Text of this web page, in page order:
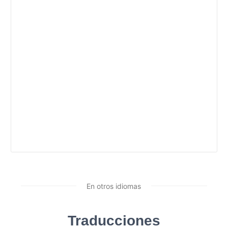
En otros idiomas
Traducciones